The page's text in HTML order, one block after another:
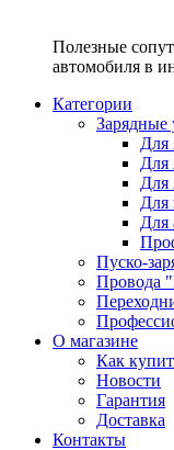
Полезные
автомобиля в
Категории
Зарядные
Для
Для
Для
Для
Для
Пуско-
Провода
О магазине
Как
Новости
Гарантия
Доставка
Контакты